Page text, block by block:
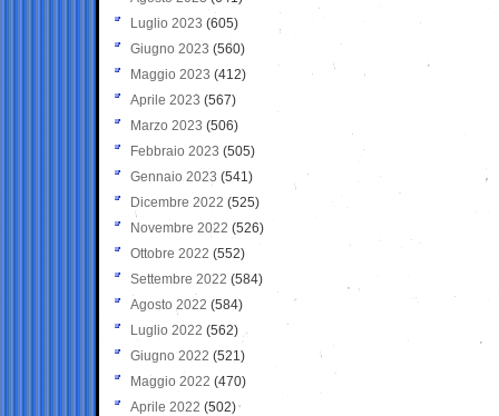
Luglio 2023 (605)
Giugno 2023 (560)
Maggio 2023 (412)
Aprile 2023 (567)
Marzo 2023 (506)
Febbraio 2023 (505)
Gennaio 2023 (541)
Dicembre 2022 (525)
Novembre 2022 (526)
Ottobre 2022 (552)
Settembre 2022 (584)
Agosto 2022 (584)
Luglio 2022 (562)
Giugno 2022 (521)
Maggio 2022 (470)
Aprile 2022 (502)